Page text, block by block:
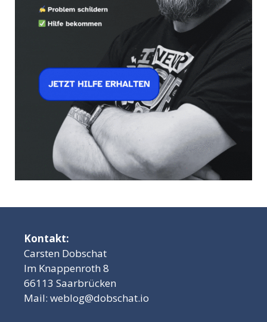
Kontakt:
Carsten Dobschat
Im Knappenroth 8
66113 Saarbrücken
Mail: weblog@dobschat.io